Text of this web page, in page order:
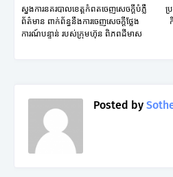
ប្
ស្នង​ការ​នគរ​បាល​ខេត្ត​កំព​ត​ចេញសេច​ក្តី​បំភ្លឺ​
ព័ត៌​មាន ពាក់​ព័ន្ធ​នឹង​ការ​ចេញ​សេច​ក្ដី​ថ្លែង​
ការណ៍​បន្ទាន់ របស់​ក្រុម​ហ៊ុន ពិភព​ដីមាស
Posted by